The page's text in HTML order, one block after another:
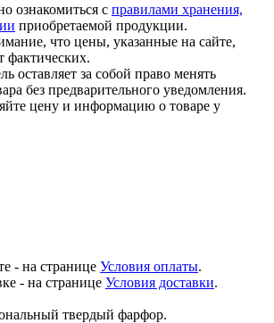
ознакомиться с правилами хранения,
приобретаемой продукции.
что цены, указанные на сайте,
фактических.
оставляет за собой право менять
без предварительного уведомления.
цену и информацию о товаре у
- на странице Условия оплаты.
- на странице Условия доставки.
твердый фарфор.